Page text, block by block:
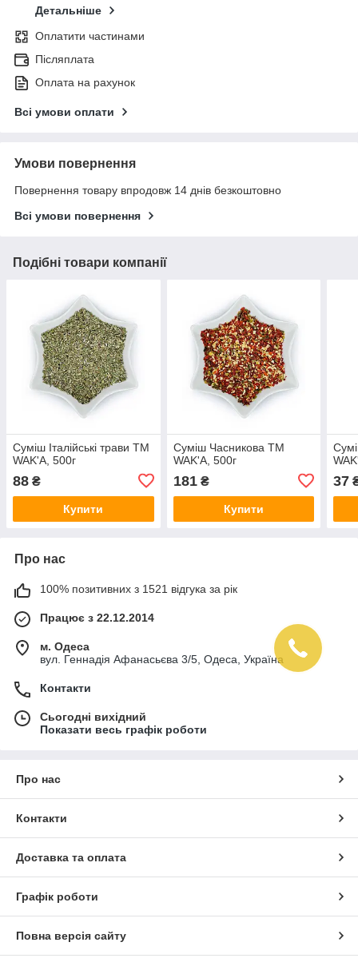
Детальніше
Оплатити частинами
Післяплата
Оплата на рахунок
Всі умови оплати
Умови повернення
Повернення товару впродовж 14 днів безкоштовно
Всі умови повернення
Подібні товари компанії
Суміш Італійські трави ТМ
WAK'A, 500г
88 ₴
Купити
Суміш Часникова ТМ
WAK'A, 500г
181₴
Купити
37
Про нас
100% позитивних з 1521 відгука за рік
Працює з 22.12.2014
м. Одеса
вул. Геннадія Афанасьєва 3/5, Одеса, Україна
Контакти
Сьогодні вихідний
Показати весь графік роботи
Про нас
Контакти
Доставка та оплата
Графік роботи
Повна версія сайту